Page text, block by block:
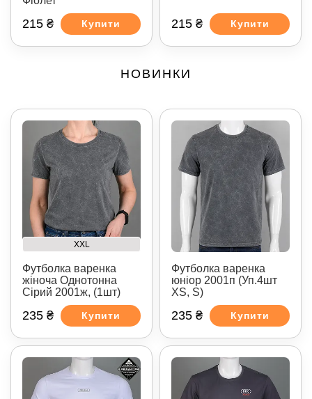
215 ₴ Купити 215 ₴ Купити
НОВИНКИ
XXL
Футболка варенка
жіноча Однотонна
Сірий 2001ж, (1шт)
235 ₴ Купити
Футболка варенка
юніор 2001п (Уп.4шт
XS, S)
235 ₴ Купити